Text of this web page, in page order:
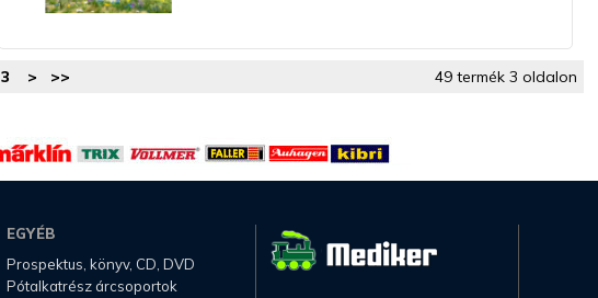
3 > >> 49 termék 3 oldalon
EGYÉB
Prospektus, könyv, CD, DVD
Pótalkatrész árcsoportok